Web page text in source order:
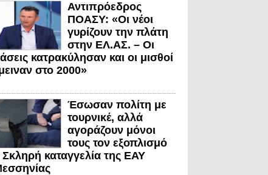
Αντιπρόεδρος
ΠΟΑΣΥ: «Οι νέοι
γυρίζουν την πλάτη
στην ΕΛ.ΑΣ. – Οι
κατρακύλησαν και οι μισθοί
στο 2000»
Έσωσαν πολίτη με
τουρνικέ, αλλά
αγοράζουν μόνοι
τους τον εξοπλισμό
Σκληρή καταγγελία της ΕΑΥ